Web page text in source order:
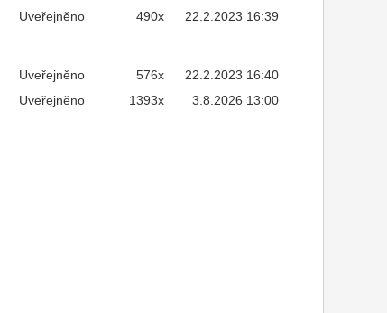
Uveřejněno 490x 22.2.2023 16:39
Uveřejněno 576x 22.2.2023 16:40
Uveřejněno 1393x 3.8.2026 13:00